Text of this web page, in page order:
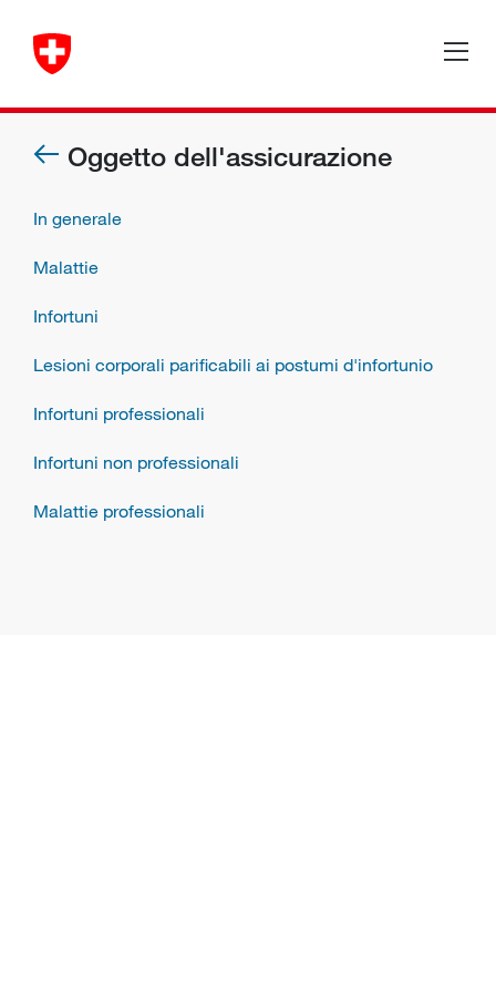
Oggetto dell'assicurazione
In generale
Malattie
Infortuni
Lesioni corporali parificabili ai postumi d'infortunio
Infortuni professionali
Infortuni non professionali
Malattie professionali